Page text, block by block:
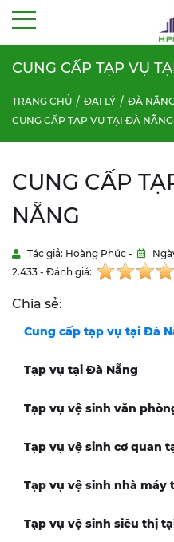
CUNG CẤP TẠP VỤ
TRANG CHỦ ĐẠI LÝ
ĐÀ
CUNG CẤP TẠP VỤ TẠI ĐÀ NẴNG
CUNG CẤP
NẴNG
Tác giả: Hoàng Phúc -
2.433 - Đánh giá:
Chia sẻ:
Cung cấp tạp vụ tại Đà
Tạp vụ tại Đà Nẵng
Tạp vụ vệ sinh văn
Tạp vụ vệ sinh cơ quan
Tạp vụ vệ sinh nhà máy
Tạp vụ vệ sinh siêu thị